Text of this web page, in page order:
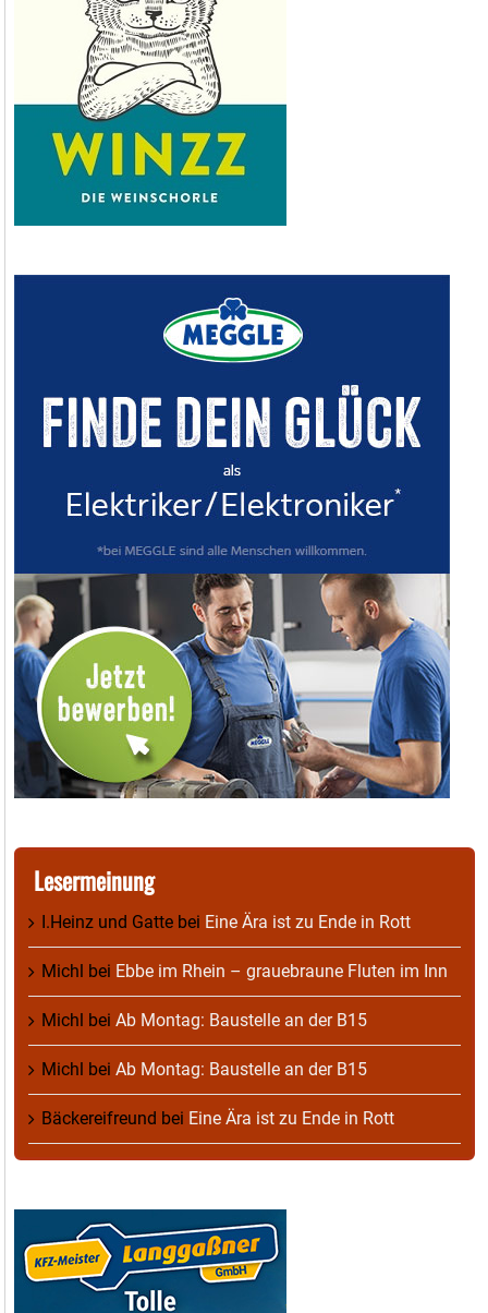
Lesermeinung
I.Heinz und Gatte bei Eine Ära ist zu Ende in Rott
Michl bei Ebbe im Rhein – grauebraune Fluten im Inn
Michl bei Ab Montag: Baustelle an der B15
Michl bei Ab Montag: Baustelle an der B15
Bäckereifreund bei Eine Ära ist zu Ende in Rott